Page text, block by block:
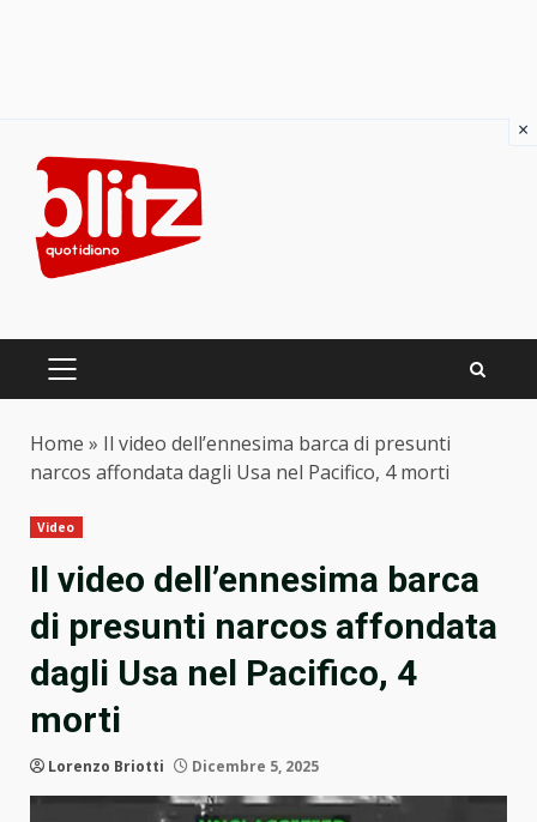
content
PRIMARY
Home » Il video dell’ennesima barca di presunti
narcos affondata dagli Usa nel Pacifico, 4 morti
Video
Il video dell’ennesima barca
di presunti narcos affondata
dagli Usa nel Pacifico, 4
morti
Lorenzo Briotti Dicembre 5, 2025
×